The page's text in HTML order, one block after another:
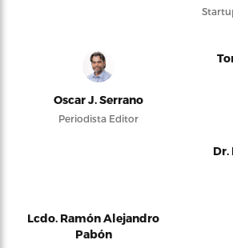
Oscar J. Serrano
Periodista Editor
Dr.
Lcdo. Ramón Alejandro
Pabón